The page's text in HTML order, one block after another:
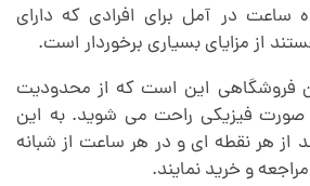
ساعت در آمل برای افرادی که دارای
از مزایای بسیاری برخوردار است.
فروشگاهی این است که از محدودیت
فیزیکی راحت می شوید. به این
از هر نقطه ای و در هر ساعت از شبانه
و خرید نمایند.